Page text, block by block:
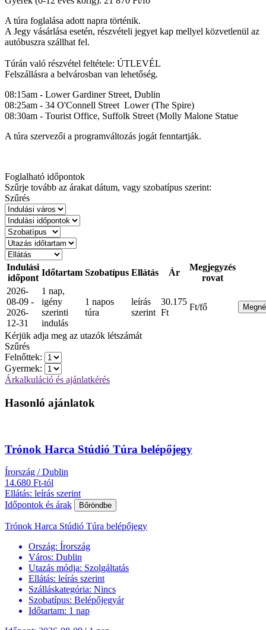
A túra foglalása adott napra történik.
A Jegy vásárlása esetén, részvételi jegyet kap mellyel közvetlenül az
autóbuszra szállhat fel.
Túrán való részvétel feltétele: ÚTLEVÉL
Felszállásra a belvárosban van lehetőség.
08:15am - Lower Gardiner Street, Dublin
08:25am - 34 O'Connell Street Lower (The Spire)
08:30am - Tourist Office, Suffolk Street (Molly Malone Statue
A túra szervezői a programváltozás jogát fenntartják.
Foglalható időpontok
Szűrje tovább az árakat dátum, vagy szobatípus szerint:
Szűrés
Indulási
időpont
Időtartam Szobatípus Ellátás Ár
Megjegyzés
rovat
2026-
08-09 -
2026-
12-31
1 nap,
igény
szerinti
indulás
1 napos
túra
leírás
szerint
30.175
Ft
Ft/fő
Kérjük adja meg az utazók létszámát
Szűrés
Felnőttek:
Gyermek:
Árkalkuláció és ajánlatkérés
Hasonló ajánlatok
Trónok Harca Stúdió Túra belépőjegy
Írország / Dublin
14.680 Ft-tól
Ellátás: leírás szerint
Időpontok és árak
Bőröndbe
Trónok Harca Stúdió Túra belépőjegy
Ország: Írország
Város: Dublin
Utazás módja: Szolgáltatás
Ellátás: leírás szerint
Szálláskategória: Nincs
Szobatípus: Belépőjegyár
Időtartam: 1 nap